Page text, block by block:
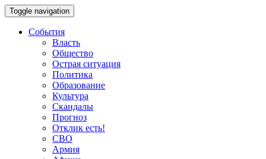
Toggle navigation
События
Власть
Общество
Острая ситуация
Политика
Образование
Культура
Скандалы
Прогноз
Отклик есть!
СВО
Армия